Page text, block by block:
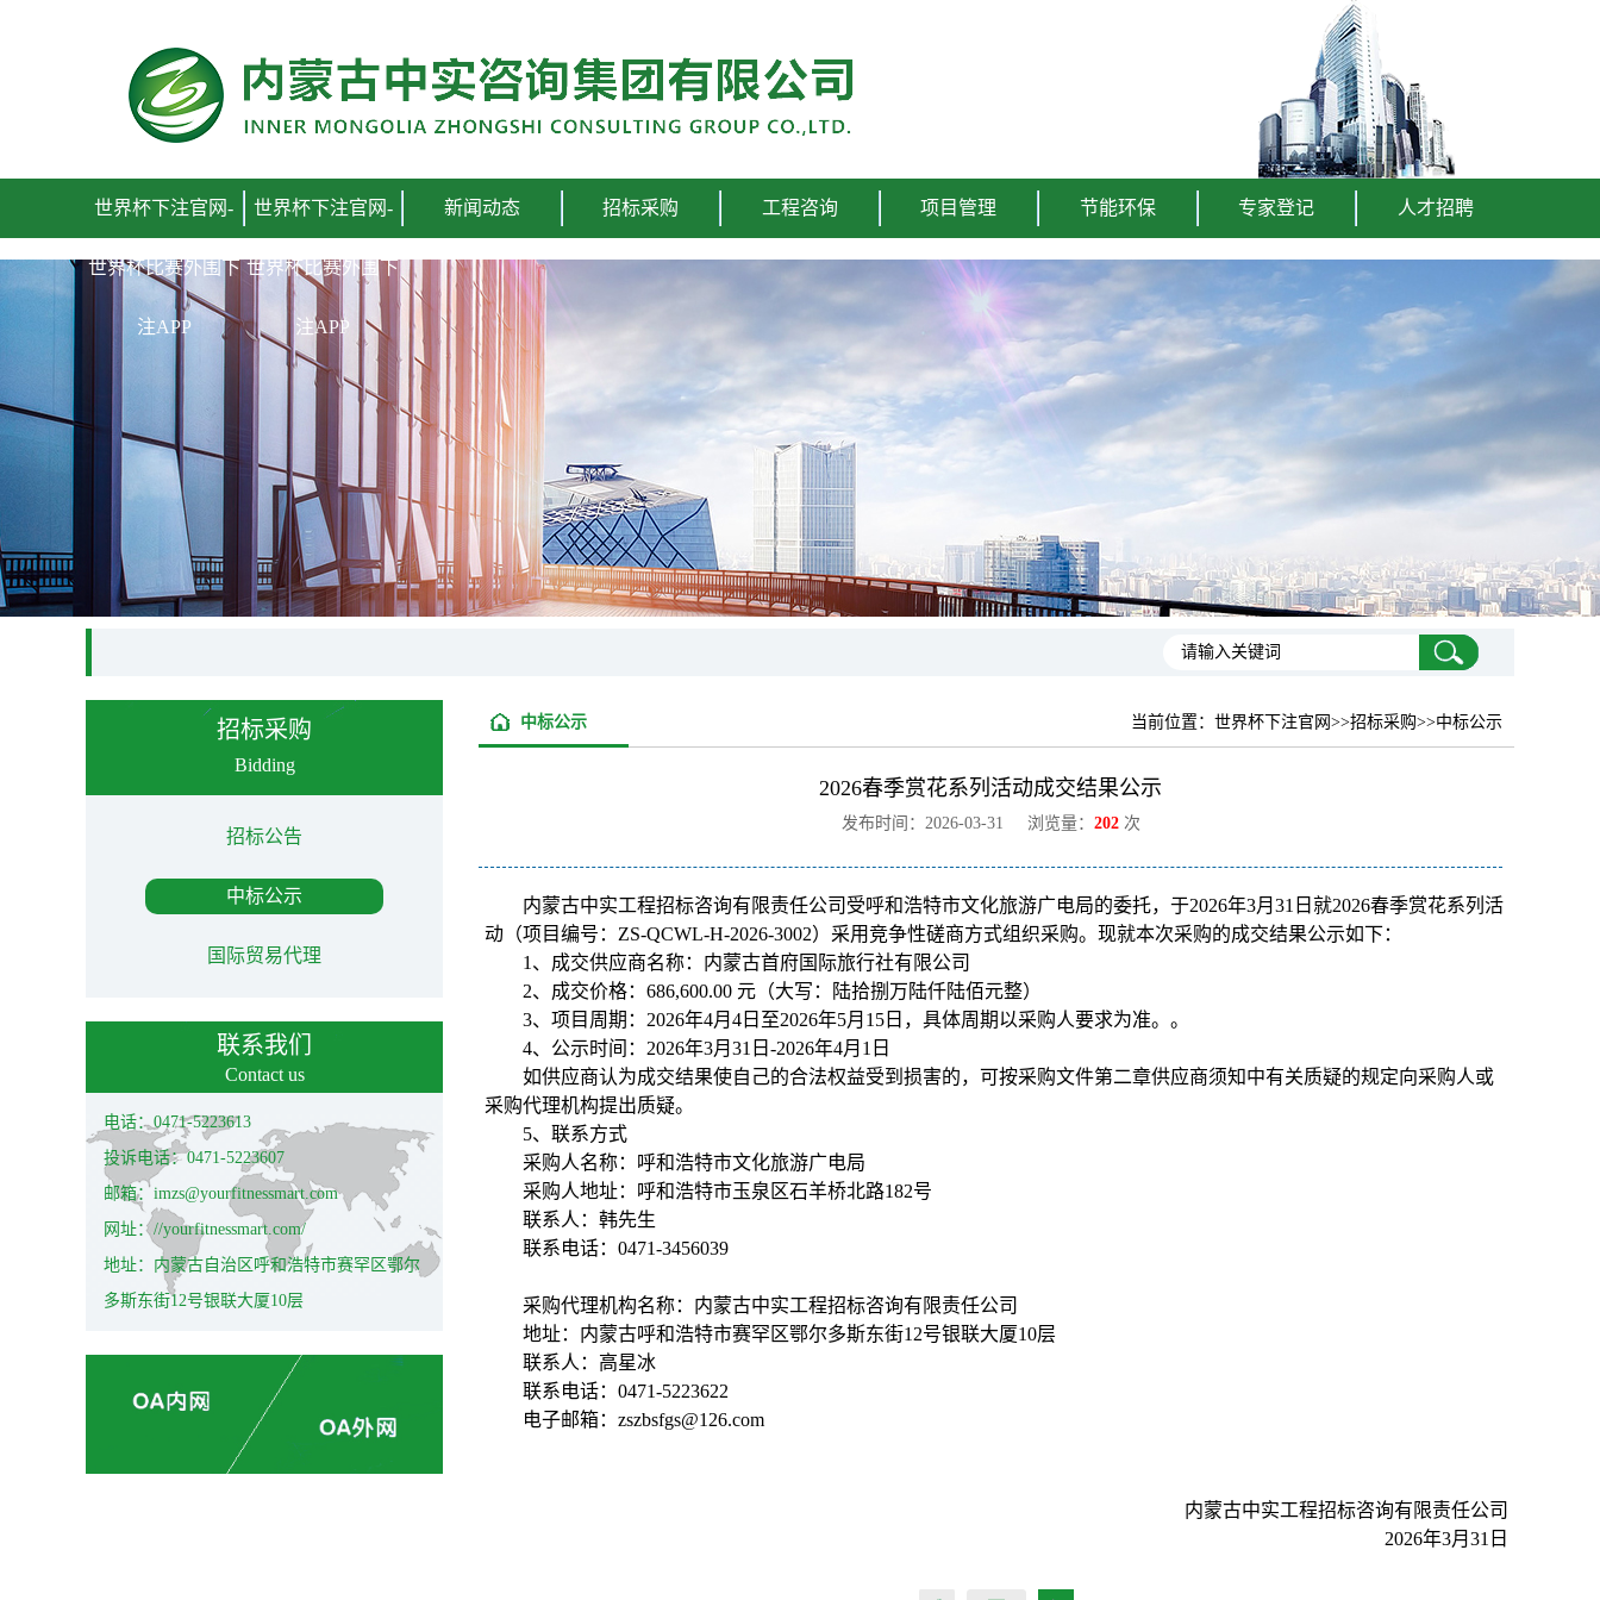
世界杯下注官网-
世界杯比赛外围下
注APP
世界杯下注官网-
世界杯比赛外围下
注APP
新闻动态 招标采购 工程咨询 项目管理 节能环保 专家登记 人才招聘
招标采购
Bidding
招标公告
中标公示
国际贸易代理
联系我们
Contact us
电话：0471-5223613
投诉电话：0471-5223607
邮箱：imzs@yourfitnessmart.com
网址：//yourfitnessmart.com/
地址：内蒙古自治区呼和浩特市赛罕区鄂尔
多斯东街12号银联大厦10层
当前位置： 世界杯下注官网 >>招标采购>>中标公示
中标公示
2026春季赏花系列活动成交结果公示
发布时间：2026-03-31 浏览量： 202次
内蒙古中实工程招标咨询有限责任公司受呼和浩特市文化旅游广电局的委托，于2026年3月31日就2026春季赏花系列活
动（项目编号：ZS-QCWL-H-2026-3002）采用竞争性磋商方式组织采购。现就本次采购的成交结果公示如下：
1 、成交供应商名称：内蒙古首府国际旅行社有限公司
2、成交价格：686,600.00 元（大写：陆拾捌万陆仟陆佰元整）
3、项目周期：2026年4月4日至2026年5月15日，具体周期以采购人要求为准。。
4、公示时间：2026年3月31日-2026年4月1日
如供应商认为成交结果使自己的合法权益受到损害的，可按采购文件第二章供应商须知中有关质疑的规定向采购人或
采购代理机构提出质疑。
5、联系方式
采购人名称：呼和浩特市文化旅游广电局
采购人地址：呼和浩特市玉泉区石羊桥北路182号
联系人：韩先生
联系电话：0471-3456039
采购代理机构名称：内蒙古中实工程招标咨询有限责任公司
地址：内蒙古呼和浩特市赛罕区鄂尔多斯东街12号银联大厦10层
联系人：高星冰
联系电话：0471-5223622
电子邮箱：zszbsfgs@126.com
内蒙古中实工程招标咨询有限责任公司
2026年3月31日